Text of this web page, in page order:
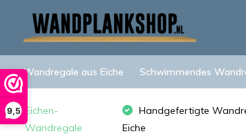
9,5
Wandregale aus Eiche Schwimmendes
Eichen-
Wandregale
Handgefertigte
Eiche